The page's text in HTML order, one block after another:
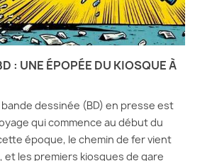
: UNE ÉPOPÉE DU KIOSQUE À
bande dessinée (BD) en presse est
qui commence au début du
époque, le chemin de fer vient
les premiers kiosques de gare